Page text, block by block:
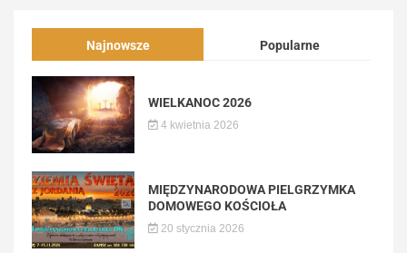
Najnowsze Popularne
WIELKANOC 2026
4 kwietnia 2026
MIĘDZYNARODOWA PIELGRZYMKA
DOMOWEGO KOŚCIOŁA
20 stycznia 2026